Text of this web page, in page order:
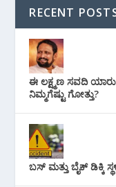
RECENT
ಈ ಲಕ್ಷ್ಮಣ ಸವದಿ
ನಿಮ್ಮಗೆಷ್ಟು ಗೋತ್ತು?
ಬಸ್ ಮತ್ತು ಬೈಕ್ ಡಿಕ್ಕಿ